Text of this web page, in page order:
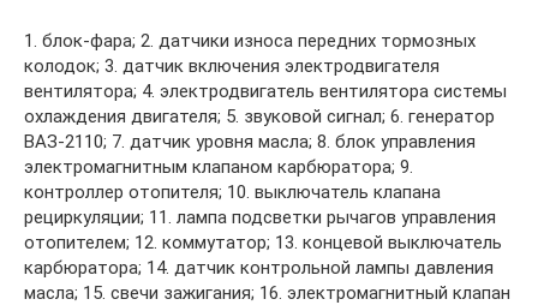
1. блок-фара; 2. датчики износа передних тормозных
колодок; 3. датчик включения электродвигателя
вентилятора; 4. электродвигатель вентилятора системы
охлаждения двигателя; 5. звуковой сигнал; 6. генератор
ВАЗ-2110; 7. датчик уровня масла; 8. блок управления
электромагнитным клапаном карбюратора; 9.
контроллер отопителя; 10. выключатель клапана
рециркуляции; 11. лампа подсветки рычагов управления
отопителем; 12. коммутатор; 13. концевой выключатель
карбюратора; 14. датчик контрольной лампы давления
масла; 15. свечи зажигания; 16. электромагнитный клапан